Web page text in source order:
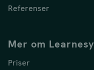
Referenser
Mer om Learnesy
Priser